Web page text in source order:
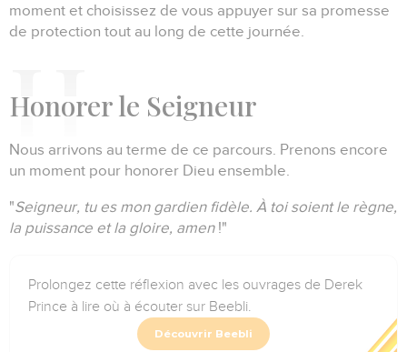
moment et choisissez de vous appuyer sur sa promesse
de protection tout au long de cette journée.
Honorer le Seigneur
Nous arrivons au terme de ce parcours. Prenons encore
un moment pour honorer Dieu ensemble.
"Seigneur, tu es mon gardien fidèle. À toi soient le règne,
la puissance et la gloire, amen !"
Prolongez cette réflexion avec les ouvrages de Derek
Prince à lire où à écouter sur Beebli.
Découvrir Beebli